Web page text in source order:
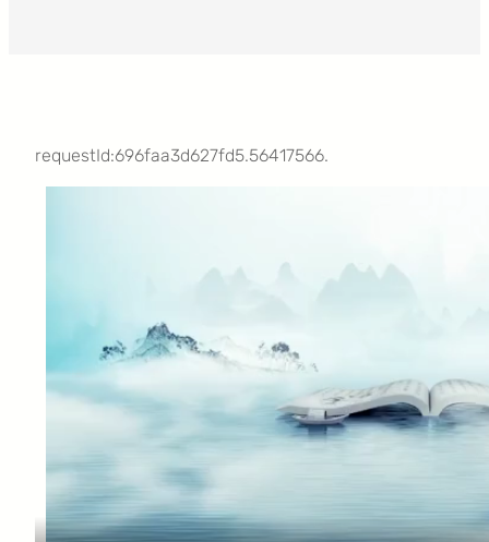
requestId:696faa3d627fd5.56417566.